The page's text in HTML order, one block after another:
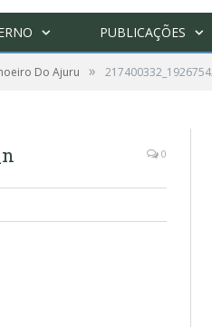
PUBLICAÇÕES
Do Ajuru »
0